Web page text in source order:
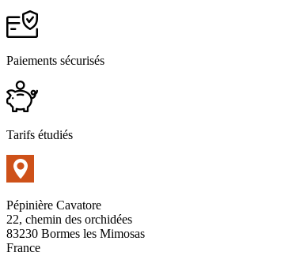
Paiements sécurisés
Tarifs étudiés
Pépinière Cavatore
22, chemin des orchidées
83230 Bormes les Mimosas
France